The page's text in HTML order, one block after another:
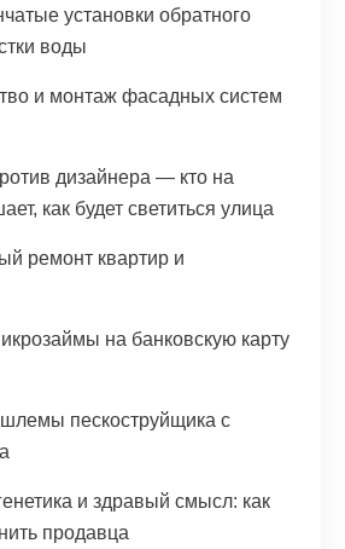
установки обратного
воды
и монтаж фасадных систем
дизайнера — кто на
как будет светиться улица
ремонт квартир и
на банковскую карту
пескоструйщика с
и здравый смысл: как
продавца